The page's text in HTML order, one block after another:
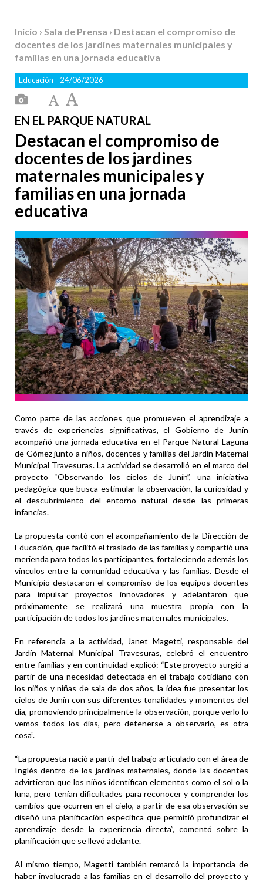
Inicio › Sala de Prensa › Destacan el compromiso de
docentes de los jardines maternales municipales y
familias en una jornada educativa
Educación - 24/06/2026
EN EL PARQUE NATURAL
Destacan el compromiso de
docentes de los jardines
maternales municipales y
familias en una jornada
educativa
Como parte de las acciones que promueven el aprendizaje a
través de experiencias significativas, el Gobierno de Junín
acompañó una jornada educativa en el Parque Natural Laguna
de Gómez junto a niños, docentes y familias del Jardín Maternal
Municipal Travesuras. La actividad se desarrolló en el marco del
proyecto “Observando los cielos de Junín”, una iniciativa
pedagógica que busca estimular la observación, la curiosidad y
el descubrimiento del entorno natural desde las primeras
infancias.
La propuesta contó con el acompañamiento de la Dirección de
Educación, que facilitó el traslado de las familias y compartió una
merienda para todos los participantes, fortaleciendo además los
vínculos entre la comunidad educativa y las familias. Desde el
Municipio destacaron el compromiso de los equipos docentes
para impulsar proyectos innovadores y adelantaron que
próximamente se realizará una muestra propia con la
participación de todos los jardines maternales municipales.
En referencia a la actividad, Janet Magetti, responsable del
Jardín Maternal Municipal Travesuras, celebró el encuentro
entre familias y en continuidad explicó: “Este proyecto surgió a
partir de una necesidad detectada en el trabajo cotidiano con
los niños y niñas de sala de dos años, la idea fue presentar los
cielos de Junín con sus diferentes tonalidades y momentos del
día, promoviendo principalmente la observación, porque verlo lo
vemos todos los días, pero detenerse a observarlo, es otra
cosa”.
“La propuesta nació a partir del trabajo articulado con el área de
Inglés dentro de los jardines maternales, donde las docentes
advirtieron que los niños identifican elementos como el sol o la
luna, pero tenían dificultades para reconocer y comprender los
cambios que ocurren en el cielo, a partir de esa observación se
diseñó una planificación específica que permitió profundizar el
aprendizaje desde la experiencia directa”, comentó sobre la
planificación que se llevó adelante.
Al mismo tiempo, Magetti también remarcó la importancia de
haber involucrado a las familias en el desarrollo del proyecto y